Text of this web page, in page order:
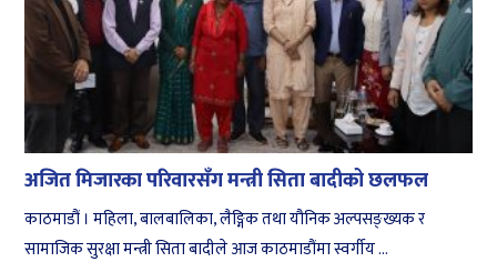
अजित मिजारका परिवारसँग मन्त्री सिता बादीको छलफल
काठमाडौं । महिला, बालबालिका, लैङ्गिक तथा यौनिक अल्पसङ्ख्यक र
सामाजिक सुरक्षा मन्त्री सिता बादीले आज काठमाडौंमा स्वर्गीय ...